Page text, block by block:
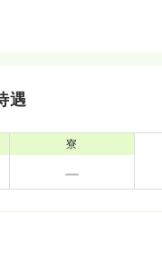
遇
寮